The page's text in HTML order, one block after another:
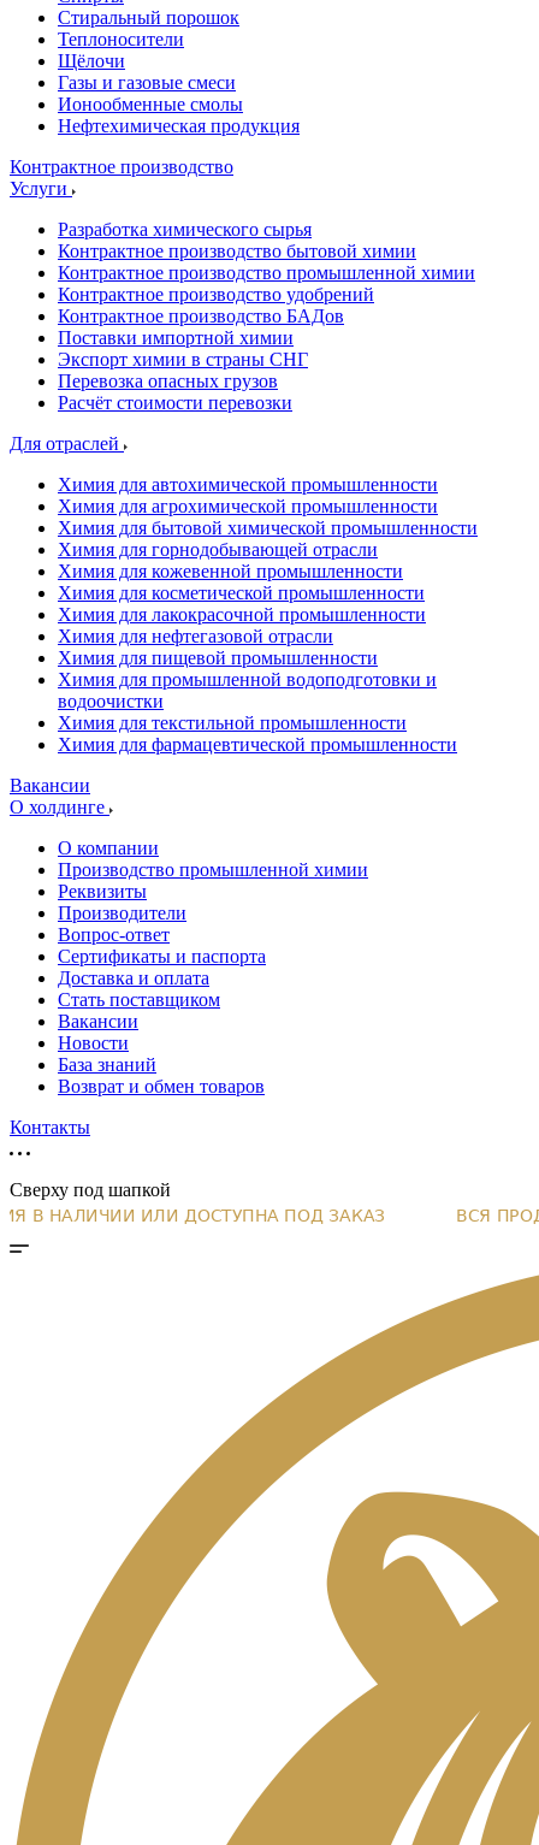
Стиральный порошок
Теплоносители
Щёлочи
Газы и газовые смеси
Ионообменные смолы
Нефтехимическая продукция
Контрактное производство
Услуги
Разработка химического сырья
Контрактное производство бытовой химии
Контрактное производство промышленной химии
Контрактное производство удобрений
Контрактное производство БАДов
Поставки импортной химии
Экспорт химии в страны СНГ
Перевозка опасных грузов
Расчёт стоимости перевозки
Для отраслей
Химия для автохимической промышленности
Химия для агрохимической промышленности
Химия для бытовой химической промышленности
Химия для горнодобывающей отрасли
Химия для кожевенной промышленности
Химия для косметической промышленности
Химия для лакокрасочной промышленности
Химия для нефтегазовой отрасли
Химия для пищевой промышленности
Химия для промышленной водоподготовки и
водоочистки
Химия для текстильной промышленности
Химия для фармацевтической промышленности
Вакансии
О холдинге
О компании
Производство промышленной химии
Реквизиты
Производители
Вопрос-ответ
Сертификаты и паспорта
Доставка и оплата
Стать поставщиком
Вакансии
Новости
База знаний
Возврат и обмен товаров
Контакты
Сверху под шапкой